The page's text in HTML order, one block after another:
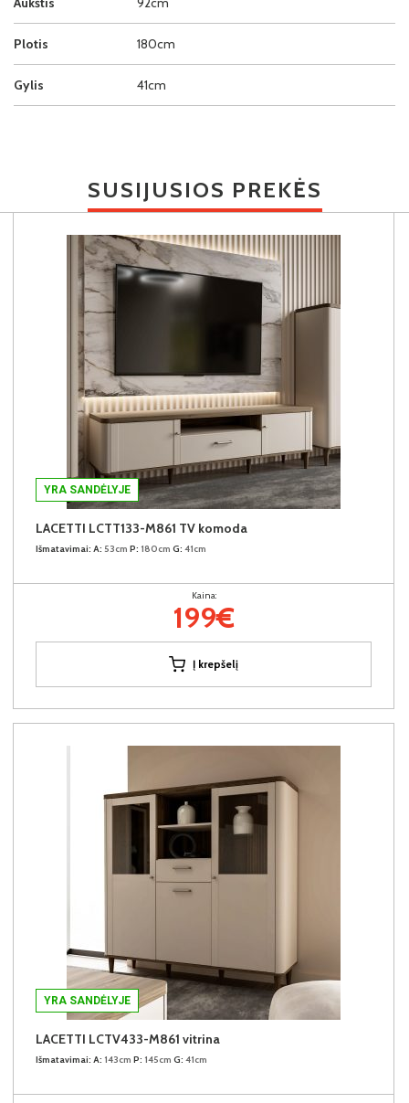
Plotis 180cm
Gylis 41cm
SUSIJUSIOS PREKĖS
YRA SANDĖLYJE
LACETTI LCTT133-M861 TV komoda
Išmatavimai: A: 53cm P: 180cm G: 41cm
Kaina:
199€
Į krepšelį
YRA SANDĖLYJE
LACETTI LCTV433-M861 vitrina
Išmatavimai: A: 143cm P: 145cm G: 41cm